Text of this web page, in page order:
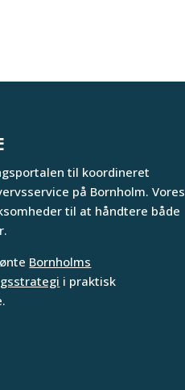
til koordineret
på Bornholm. Vores
til at håndtere både
Bornholms
i praktisk